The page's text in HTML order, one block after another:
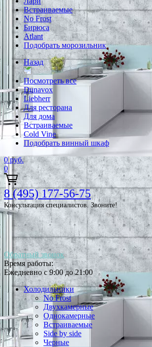
Встраиваемые
No Frost
Бирюса
Atlant
Подобрать морозильник
Назад
Посмотреть все
Dunavox
Liebherr
Для ресторана
Для дома
Встраиваемые
Cold Vine
Подобрать винный шкаф
0 руб.
0
8 (495) 177-56-75
Консультация специалистов. Звоните!
Обратный звонок
Время работы:
Ежедневно с 9:00 до 21:00
Холодильники
No Frost
Двухкамерные
Однокамерные
Встраиваемые
Side by side
Черные